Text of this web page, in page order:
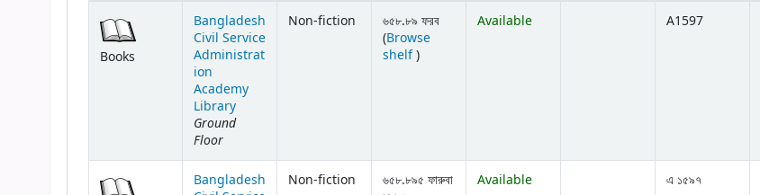
Books
Bangladesh
Civil Service
Administrat
ion
Academy
Library
Ground
Floor
Non-fiction
৬৫৮.৮৯ ফরব
(Browse
shelf(Opens below)
)
Available A1597
Bangladesh
Non-fiction
৬৫৮.৮৯৫ ফারুবা
Available এ ১৫৯৭